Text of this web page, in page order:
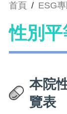
首頁 / ESG
性別
本院
覽表